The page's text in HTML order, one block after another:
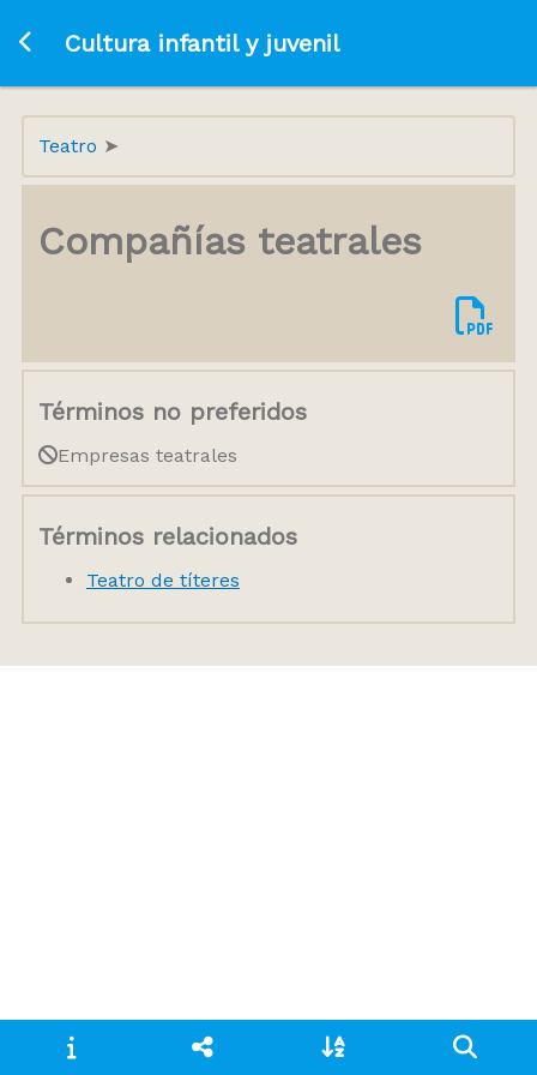
Ir a la página principal
Cultura infantil y juvenil
Teatro
Compañías teatrales
Términos no preferidos
Empresas teatrales
Términos relacionados
Teatro de títeres